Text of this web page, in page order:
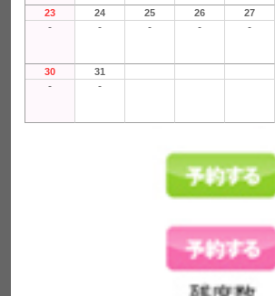
23 24 25 26 27
- - - - -
30 31
- -